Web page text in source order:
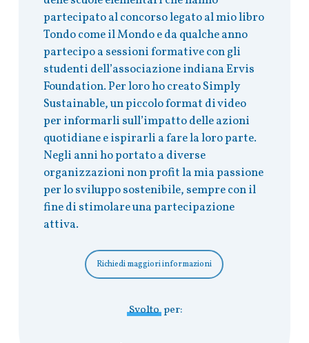
partecipato al concorso legato al mio libro
Tondo come il Mondo e da qualche anno
partecipo a sessioni formative con gli
studenti dell’associazione indiana Ervis
Foundation. Per loro ho creato Simply
Sustainable, un piccolo format di video
per informarli sull’impatto delle azioni
quotidiane e ispirarli a fare la loro parte.
Negli anni ho portato a diverse
organizzazioni non profit la mia passione
per lo sviluppo sostenibile, sempre con il
fine di stimolare una partecipazione
attiva.
Richiedi maggiori informazioni
Svoltoper: